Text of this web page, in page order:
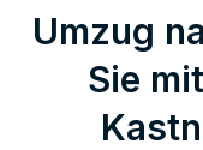
Umzug
Sie